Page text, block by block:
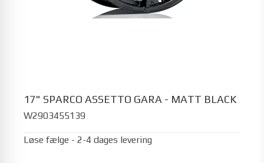
17" SPARCO ASSETTO GARA - MATT BLACK
W2903455139
Løse fælge - 2-4 dages levering